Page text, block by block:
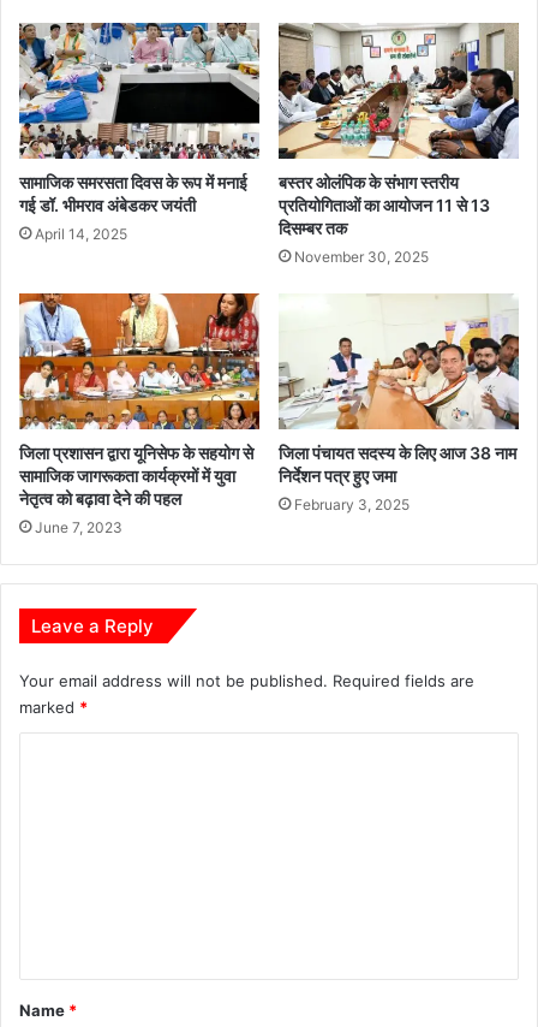
द
र्श
न
में
सु
नी
आ
म
ज
स
म
स्या
एं
सामाजिक समरसता दिवस के रूप में मनाई
गई डॉ. भीमराव अंबेडकर जयंती
April 14, 2025
बस्तर ओलंपिक के संभाग स्तरीय
प्रतियोगिताओं का आयोजन 11 से 13
दिसम्बर तक
November 30, 2025
जिला प्रशासन द्वारा यूनिसेफ के सहयोग से
सामाजिक जागरूकता कार्यक्रमों में युवा
नेतृत्व को बढ़ावा देने की पहल
June 7, 2023
जिला पंचायत सदस्य के लिए आज 38 नाम
निर्देशन पत्र हुए जमा
February 3, 2025
Leave a Reply
Your email address will not be published. Required fields are
marked *
*
Name *